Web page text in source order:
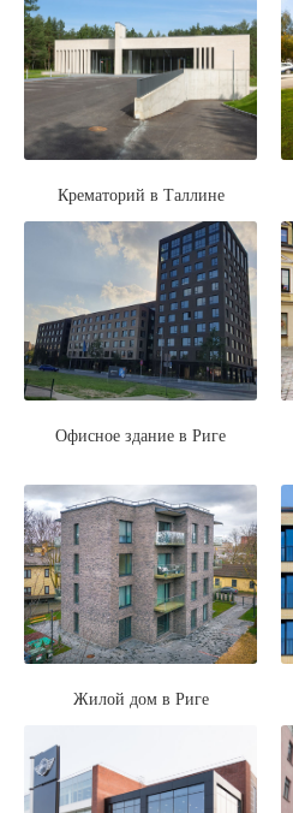
Крематорий в Таллине
Офисное здание в Риге
Жилой дом в Риге